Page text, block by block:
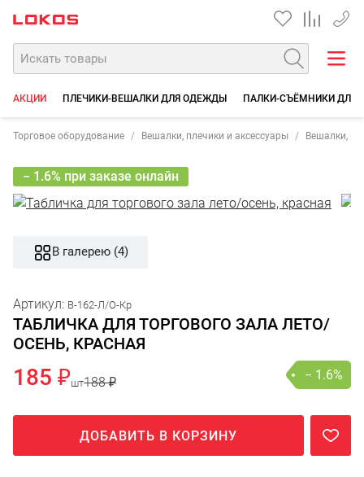
+7
АКЦИИ ПЛЕЧИКИ-ВЕШАЛКИ ДЛЯ ОДЕЖДЫ ПАЛКИ-СЪЁМНИКИ ДЛЯ
Торговое оборудование Вешалки, плечики и аксессуары Вешалки,
− 1.6% при заказе онлайн
В галерею (4)
Артикул: В-162-Л/О-Кр
ТАБЛИЧКА ДЛЯ ТОРГОВОГО ЗАЛА ЛЕТО/
ОСЕНЬ, КРАСНАЯ
185 ₽шт188 ₽ − 1.6%
ДОБАВИТЬ В КОРЗИНУ